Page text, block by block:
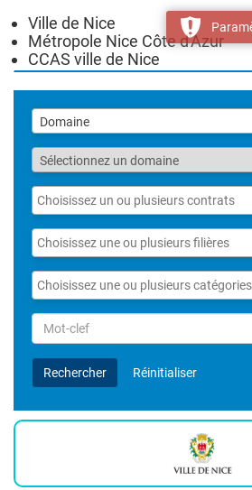
Ville de Nice
Métropole Nice Côte d'Azur
CCAS ville de Nice
Liste
des
domaines
Domaine
Fonction
Sélectionnez un domaine
Liste
des
contrats
Liste
des
filières
Liste
des
catégories
Rechercher
par
Mot-
clefRechercher Réinitialiser